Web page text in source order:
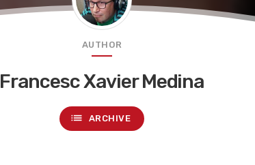
AUTHOR
Francesc Xavier Medina
list ARCHIVE